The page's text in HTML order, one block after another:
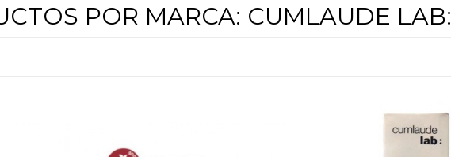
POR MARCA: CUMLAUDE LAB: